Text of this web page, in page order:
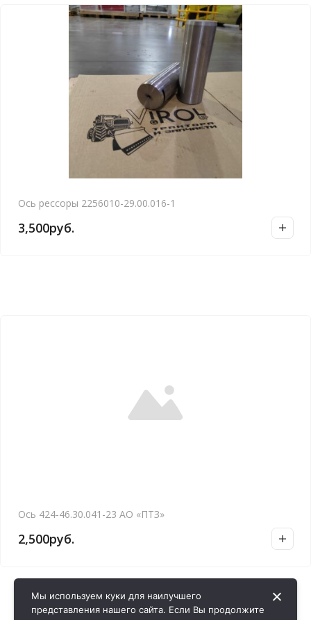
Ось рессоры 2256010-29.00.016-1
3,500руб.
Ось 424-46.30.041-23 АО «ПТЗ»
2,500руб.
Мы используем куки для наилучшего
представления нашего сайта. Если Вы продолжите